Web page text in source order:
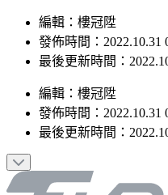
編輯：樓冠陞
發佈時間：2022.10.31
最後更新時間：
編輯 ： 樓冠陞
發佈時間： 2022.10.31
最後更新時間：